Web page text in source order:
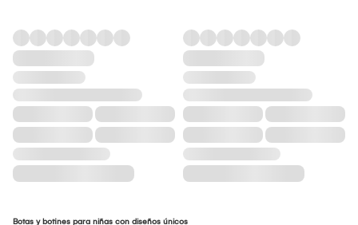
Botas y botines para niñas con diseños únicos